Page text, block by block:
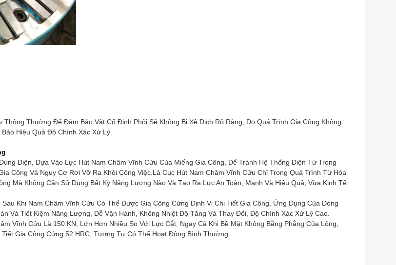
Thường Để Đảm Bảo Vật Cố Định Phôi Sẽ Không Bị Xê Dịch Rõ Ràng, Do Quá Trình Gia Công Không
Hiệu Quả Độ Chính Xác Xử Lý.
Điện, Dựa Vào Lực Hút Nam Châm Vĩnh Cửu Của Miếng Gia Công, Để Tránh Hệ Thống Điện Từ Trong
Công Và Nguy Cơ Rơi Vỡ Ra Khỏi Công Việc.Là Cục Hút Nam Châm Vĩnh Cửu Chỉ Trong Quá Trình Từ Hóa
Mà Không Cần Sử Dụng Bất Kỳ Năng Lượng Nào Và Tạo Ra Lực An Toàn, Mạnh Và Hiệu Quả, Vừa Kinh Tế
Khi Nam Châm Vĩnh Cửu Có Thể Được Gia Công Cứng Định Vị Chi Tiết Gia Công, Ứng Dụng Của Dòng
Và Tiết Kiệm Năng Lượng, Dễ Vận Hành, Không Nhiệt Độ Tăng Và Thay Đổi, Độ Chính Xác Xử Lý Cao.
Vĩnh Cửu Là 150 KN, Lớn Hơn Nhiều So Với Lực Cắt, Ngay Cả Khi Bề Mặt Không Bằng Phẳng Của Lông,
Gia Công Cứng 52 HRC, Tương Tự Có Thể Hoạt Động Bình Thường.